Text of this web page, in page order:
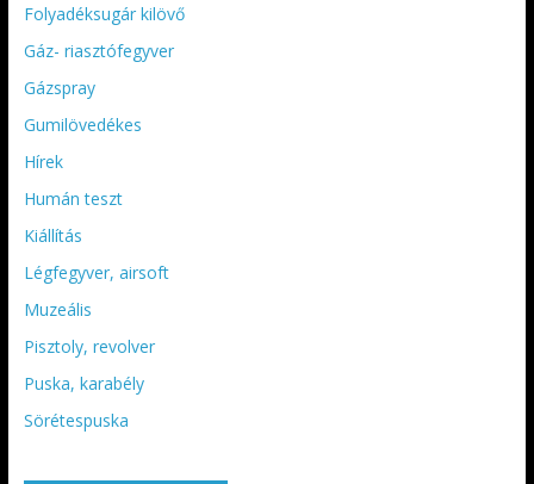
Folyadéksugár kilövő
Gáz- riasztófegyver
Gázspray
Gumilövedékes
Hírek
Humán teszt
Kiállítás
Légfegyver, airsoft
Muzeális
Pisztoly, revolver
Puska, karabély
Sörétespuska